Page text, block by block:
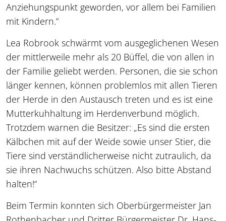
Anziehungspunkt geworden, vor allem bei Familien
mit Kindern.“
Lea Robrook schwärmt vom ausgeglichenen Wesen
der mittlerweile mehr als 20 Büffel, die von allen in
der Familie geliebt werden. Personen, die sie schon
länger kennen, können problemlos mit allen Tieren
der Herde in den Austausch treten und es ist eine
Mutterkuhhaltung im Herdenverbund möglich.
Trotzdem warnen die Besitzer: „Es sind die ersten
Kälbchen mit auf der Weide sowie unser Stier, die
Tiere sind verständlicherweise nicht zutraulich, da
sie ihren Nachwuchs schützen. Also bitte Abstand
halten!“
Beim Termin konnten sich Oberbürgermeister Jan